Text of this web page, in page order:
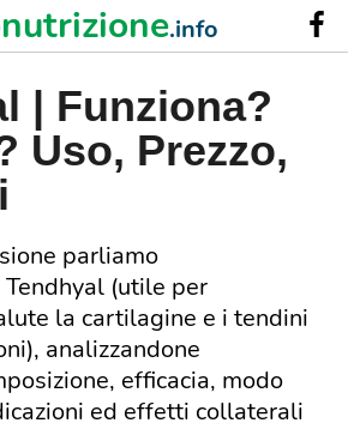
| Funziona?
Uso, Prezzo,
parliamo
(utile per
la cartilagine e i tendini
analizzandone
efficacia, modo
ed effetti collaterali
nutrizione.info